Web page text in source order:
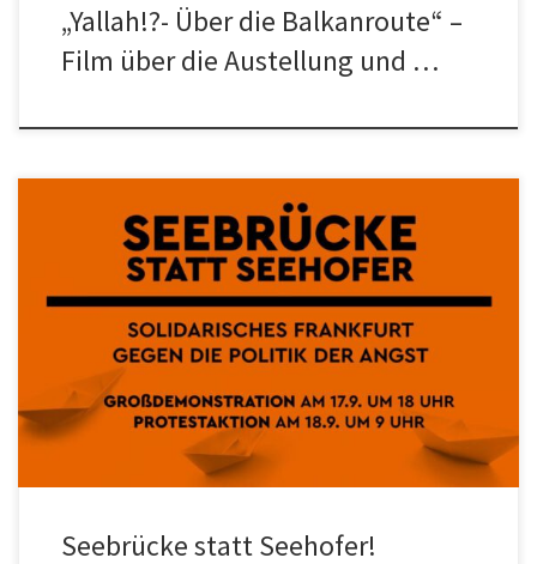
„Yallah!?- Über die Balkanroute“ –
Film über die Austellung und …
Seebrücke statt Seehofer Demo für Humanität und Menschenrecht.
Das solidarische Frankfurt gegen Seehofers Politik der Angst am 17.
Seebrücke statt Seehofer!